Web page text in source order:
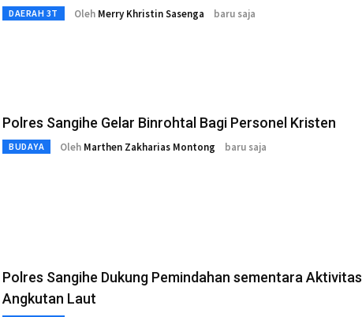
DAERAH 3T Oleh Merry Khristin Sasenga baru saja
Polres Sangihe Gelar Binrohtal Bagi Personel Kristen
BUDAYA Oleh Marthen Zakharias Montong baru saja
Polres Sangihe Dukung Pemindahan sementara Aktivitas
Angkutan Laut